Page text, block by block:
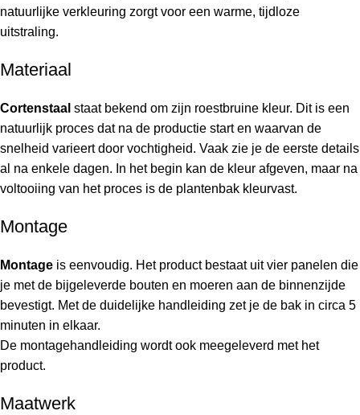
natuurlijke verkleuring zorgt voor een warme, tijdloze
uitstraling.
Materiaal
Cortenstaal staat bekend om zijn roestbruine kleur. Dit is een
natuurlijk proces dat na de productie start en waarvan de
snelheid varieert door vochtigheid. Vaak zie je de eerste details
al na enkele dagen. In het begin kan de kleur afgeven, maar na
voltooiing van het proces is de plantenbak kleurvast.
Montage
Montage is eenvoudig. Het product bestaat uit vier panelen die
je met de bijgeleverde bouten en moeren aan de binnenzijde
bevestigt. Met de duidelijke handleiding zet je de bak in circa 5
minuten in elkaar.
De montagehandleiding wordt ook meegeleverd met het
product.
Maatwerk